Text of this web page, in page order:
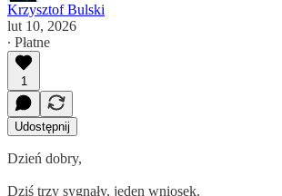
Krzysztof Bulski
lut 10, 2026
∙ Płatne
1
Udostępnij
Dzień dobry,
Dziś trzy sygnały, jeden wniosek.